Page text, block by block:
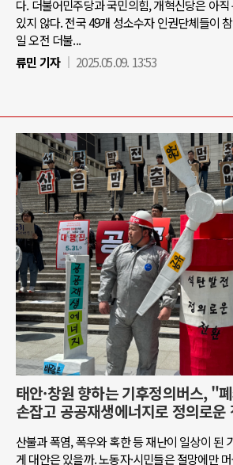
다. 더불어민주당과 국민의힘, 개혁신당은 아
있지 않다. 전국 49개 성소수자 인권단체들이
일 오전 더불...
류민 기자
2025.05.09. 13:53
태안·창원 향하는 기후정의버스, "
손잡고 공공재생에너지로 정의로
산불과 폭염, 폭우와 혹한 등 재난이 일상이 된
게 대안은 있을까. 노동자·시민들은 절망에만